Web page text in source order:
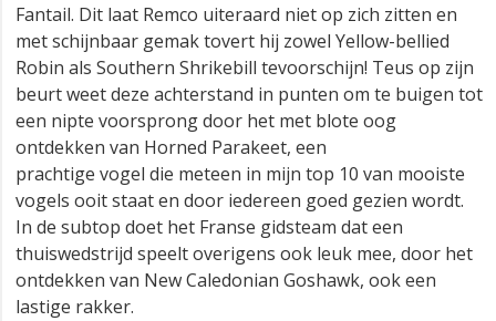
Fantail. Dit laat Remco uiteraard niet op zich zitten en
met schijnbaar gemak tovert hij zowel Yellow-bellied
Robin als Southern Shrikebill tevoorschijn! Teus op zijn
beurt weet deze achterstand in punten om te buigen tot
een nipte voorsprong door het met blote oog
ontdekken van Horned Parakeet, een
prachtige vogel die meteen in mijn top 10 van mooiste
vogels ooit staat en door iedereen goed gezien wordt.
In de subtop doet het Franse gidsteam dat een
thuiswedstrijd speelt overigens ook leuk mee, door het
ontdekken van New Caledonian Goshawk, ook een
lastige rakker.